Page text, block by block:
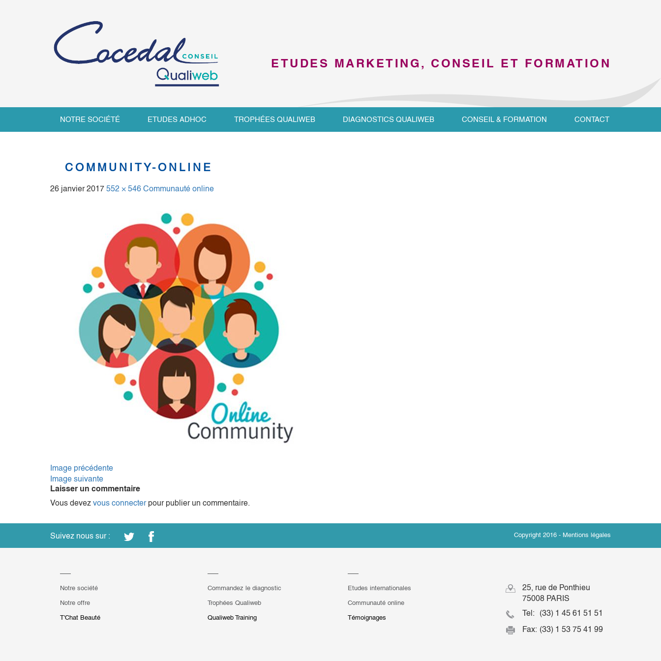
ETUDES MARKETING, CONSEIL ET FORMATION
NOTRE SOCIÉTÉ ETUDES ADHOC TROPHÉES QUALIWEB DIAGNOSTICS QUALIWEB CONSEIL & FORMATION CONTACT
COMMUNITY-ONLINE
26 janvier 2017 552 × 546 Communauté online
Image précédente
Image suivante
Laisser un commentaire
Vous devez vous connecterpour publier un commentaire.
Suivez nous sur : Copyright 2016 - Mentions légales
Notre société
Notre offre
T'Chat Beauté
Commandez le diagnostic
Trophées Qualiweb
Qualiweb Training
Etudes internationales
Communauté online
Témoignages
25, rue de Ponthieu
75008 PARIS
Tel:
(33) 1 45 61 51 51
Fax: (33) 1 53 75 41 99